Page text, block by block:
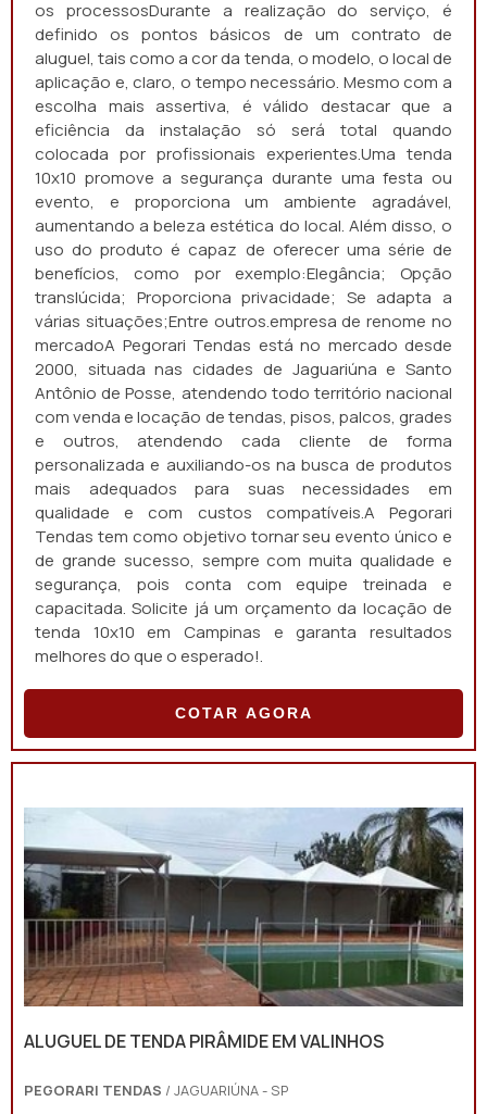
os processosDurante a realização do serviço, é
definido os pontos básicos de um contrato de
aluguel, tais como a cor da tenda, o modelo, o local de
aplicação e, claro, o tempo necessário. Mesmo com a
escolha mais assertiva, é válido destacar que a
eficiência da instalação só será total quando
colocada por profissionais experientes.Uma tenda
10x10 promove a segurança durante uma festa ou
evento, e proporciona um ambiente agradável,
aumentando a beleza estética do local. Além disso, o
uso do produto é capaz de oferecer uma série de
benefícios, como por exemplo:Elegância; Opção
translúcida; Proporciona privacidade; Se adapta a
várias situações;Entre outros.empresa de renome no
mercadoA Pegorari Tendas está no mercado desde
2000, situada nas cidades de Jaguariúna e Santo
Antônio de Posse, atendendo todo território nacional
com venda e locação de tendas, pisos, palcos, grades
e outros, atendendo cada cliente de forma
personalizada e auxiliando-os na busca de produtos
mais adequados para suas necessidades em
qualidade e com custos compatíveis.A Pegorari
Tendas tem como objetivo tornar seu evento único e
de grande sucesso, sempre com muita qualidade e
segurança, pois conta com equipe treinada e
capacitada. Solicite já um orçamento da locação de
tenda 10x10 em Campinas e garanta resultados
melhores do que o esperado!.
COTAR AGORA
ALUGUEL DE TENDA PIRÂMIDE EM VALINHOS
PEGORARI TENDAS / JAGUARIÚNA - SP